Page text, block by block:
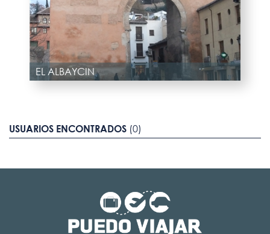
EL ALBAYCIN
USUARIOS ENCONTRADOS (0)